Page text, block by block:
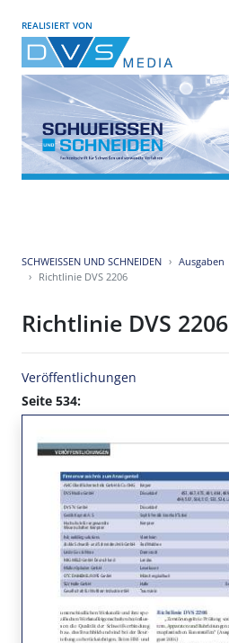
REALISIERT VON
SCHWEISSEN UND SCHNEIDEN Ausgaben
Richtlinie DVS 2206
Richtlinie DVS 2206
Veröffentlichungen
Seite 534: